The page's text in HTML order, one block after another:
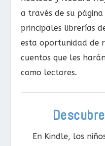
a través de su
principales librerías
esta oportunidad de
cuentos que les
como lectores.
En Kindle, los